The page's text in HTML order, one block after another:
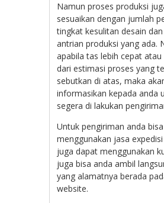
Namun proses produksi
sesuaikan dengan jumlah
tingkat kesulitan desain
antrian produksi yang ada.
apabila tas lebih cepat atau
dari estimasi proses yang
sebutkan di atas, maka
informasikan kepada anda
segera di lakukan
Untuk pengiriman anda
menggunakan jasa
juga dapat menggunakan
juga bisa anda ambil
yang alamatnya berada
website.